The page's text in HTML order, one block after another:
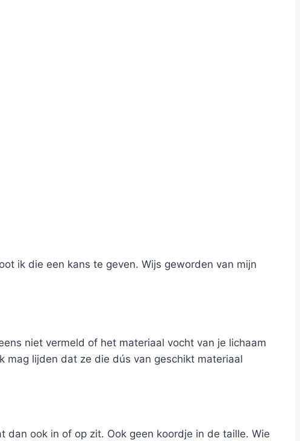
ik die een kans te geven. Wijs geworden van mijn
niet vermeld of het materiaal vocht van je lichaam
lijden dat ze die dús van geschikt materiaal
ook in of op zit. Ook geen koordje in de taille. Wie